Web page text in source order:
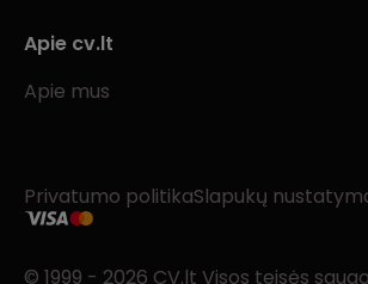
Apie cv.lt
Apie mus
Privatumo politikaSlapukų
© 1999 - 2026 CV.lt Visos teisės